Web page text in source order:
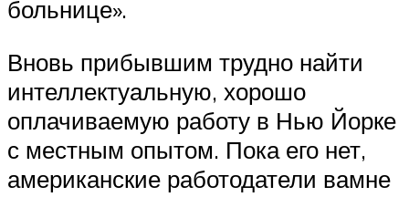
больнице».
Вновь прибывшим трудно найти
интеллектуальную, хорошо
оплачиваемую работу в Нью Йорке
с местным опытом. Пока его нет,
американские работодатели вамне